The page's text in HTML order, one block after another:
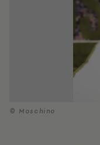
© Moschino